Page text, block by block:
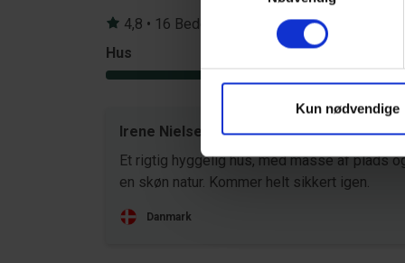
Kun nødvendige
4,8 • 16 Bedømmelser
Hus
4,8
Grund
Irene Nielsen
aug
Et rigtig hyggelig hus, med masse af plads
en skøn natur. Kommer helt sikkert igen.
Danmark